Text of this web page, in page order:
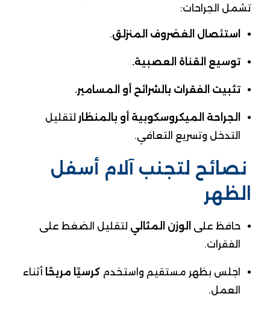
تشمل الجراحات:
استئصال الغضروف المنزلق.
توسيع القناة العصبية.
تثبيت الفقرات بالشرائح أو المسامير.
الجراحة الميكروسكوبية أو بالمنظار لتقليل
التدخل وتسريع التعافي.
نصائح لتجنب آلام أسفل
الظهر
حافظ على الوزن المثالي لتقليل الضغط على
الفقرات.
اجلس بظهر مستقيم واستخدم كرسيًا مريحًا أثناء
العمل.